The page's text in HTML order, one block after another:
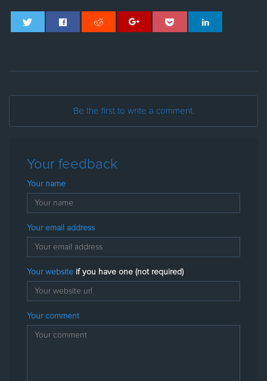
Be the first to write a comment.
Your feedback
Your name
Your email address
Your website if you have one (not required)
Your comment